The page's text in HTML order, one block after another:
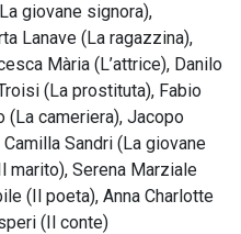
giovane signora),
Lanave (La ragazzina),
Mària (L’attrice), Danilo
(La prostituta), Fabio
(La cameriera), Jacopo
Sandri (La giovane
marito), Serena Marziale
(Il poeta), Anna Charlotte
(Il conte)